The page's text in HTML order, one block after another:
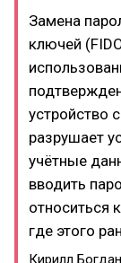
Замена
ключей
устройство
разрушает
учётные
вводить
относиться
где этого
Кирилл